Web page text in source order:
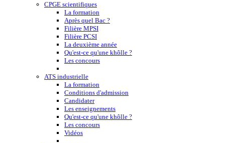
CPGE scientifiques
La formation
Après quel Bac ?
Filière MPSI
Filière PCSI
La deuxième année
Qu'est-ce qu'une khôlle ?
Les concours
ATS industrielle
La formation
Conditions d'admission
Candidater
Les enseignements
Qu'est-ce qu'une khôlle ?
Les concours
Vidéos